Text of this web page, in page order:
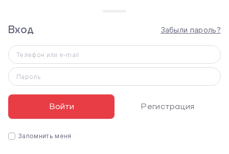
Вход Забыли пароль?
Телефон или e-mail
Пароль
Войти Регистрация
Запомнить меня